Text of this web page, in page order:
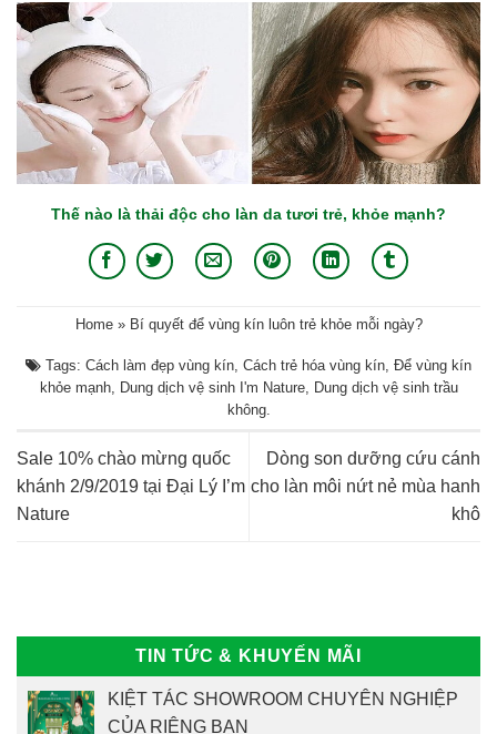
Thế nào là thải độc cho làn da tươi trẻ, khỏe mạnh?
Home» Bí quyết để vùng kín luôn trẻ khỏe mỗi ngày?
Tags: Cách làm đẹp vùng kín Cách trẻ hóa vùng kín Để vùng kín
khỏe mạnh, Dung dịch vệ sinh I'm Nature, Dung dịch vệ sinh trầu
không.
Sale 10% chào mừng quốc
khánh 2/9/2019 tại Đại Lý I’m
Nature
Dòng son dưỡng cứu cánh
cho làn môi nứt nẻ mùa hanh
khô
TIN TỨC & KHUYẾN MÃI
KIỆT TÁC SHOWROOM CHUYÊN NGHIỆP
CỦA RIÊNG BẠN